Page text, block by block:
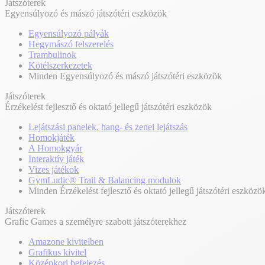
Játszóterek
Egyensúlyozó és mászó játszótéri eszközök
Egyensúlyozó pályák
Hegymászó felszerelés
Trambulinok
Kötélszerkezetek
Minden Egyensúlyozó és mászó játszótéri eszközök
Játszóterek
Érzékelést fejlesztő és oktató jellegű játszótéri eszközök
Lejátszási panelek, hang- és zenei lejátszás
Homokjáték
A Homokgyár
Interaktív játék
Vizes játékok
GymLudic® Trail & Balancing modulok
Minden Érzékelést fejlesztő és oktató jellegű játszótéri
Játszóterek
Grafic Games a személyre szabott játszóterekhez
Amazone kivitelben
Grafikus kivitel
Középkori befejezés